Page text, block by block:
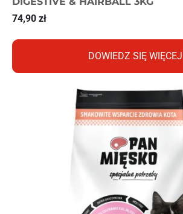
74,90 zł
DOWIEDZ SIĘ WIĘCEJ